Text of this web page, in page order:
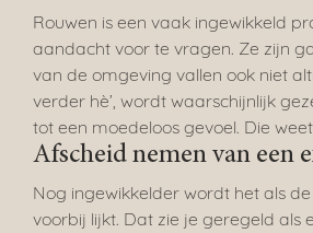
Rouwen is een vaak ingewikkeld
aandacht voor te vragen. Ze zijn
van de omgeving vallen ook niet
verder hè’, wordt waarschijnlijk
tot een moedeloos gevoel. Die
Afscheid nemen van een
Nog ingewikkelder wordt het als
voorbij lijkt. Dat zie je geregeld als